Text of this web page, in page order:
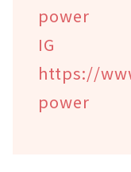
power
https://
power